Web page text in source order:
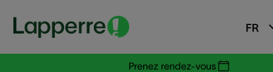
FR
Prenez rendez-vous